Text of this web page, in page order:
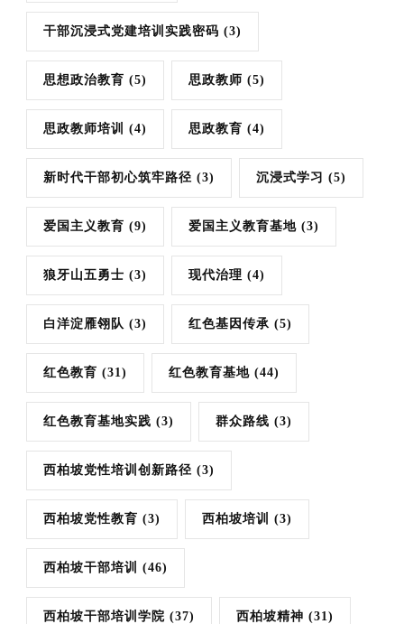
干部沉浸式党建培训实践密码 (3)
思想政治教育 (5) 思政教师 (5)
思政教师培训 (4) 思政教育 (4)
新时代干部初心筑牢路径 (3) 沉浸式学习 (5)
爱国主义教育 (9) 爱国主义教育基地 (3)
狼牙山五勇士 (3) 现代治理 (4)
白洋淀雁翎队 (3) 红色基因传承 (5)
红色教育 (31) 红色教育基地 (44)
红色教育基地实践 (3) 群众路线 (3)
西柏坡党性培训创新路径 (3)
西柏坡党性教育 (3) 西柏坡培训 (3)
西柏坡干部培训 (46)
西柏坡干部培训学院 (37) 西柏坡精神 (31)